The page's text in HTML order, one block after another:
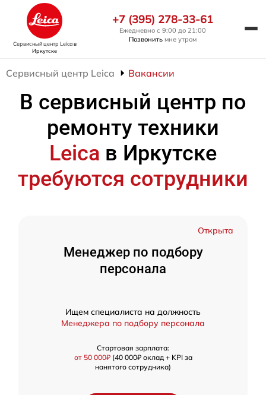
Сервисный центр Leicaв
Иркутске
+7 (395) 278-33-61
Ежедневно с 9:00 до 21:00
Позвонить мне утром
Сервисный центр Leica Вакансии
В сервисный центр по
ремонту техники
Leica в Иркутске
требуются сотрудники
Открыта
Менеджер по подбору
персонала
Ищем специалиста на должность
Менеджера по подбору персонала
Стартовая зарплата:
от 50 000₽(40 000₽ оклад + KPI за
нанятого сотрудника)